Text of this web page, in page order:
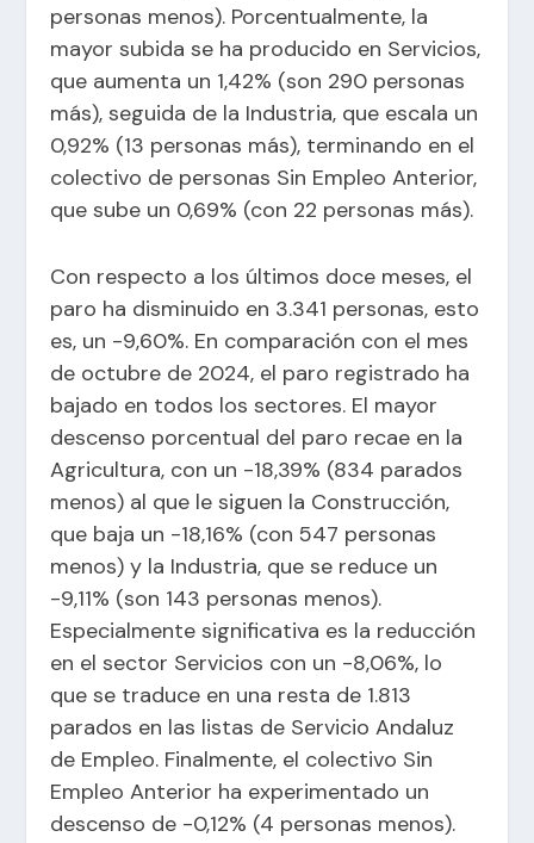
personas menos). Porcentualmente, la
mayor subida se ha producido en Servicios,
que aumenta un 1,42% (son 290 personas
más), seguida de la Industria, que escala un
0,92% (13 personas más), terminando en el
colectivo de personas Sin Empleo Anterior,
que sube un 0,69% (con 22 personas más).
Con respecto a los últimos doce meses, el
paro ha disminuido en 3.341 personas, esto
es, un -9,60%. En comparación con el mes
de octubre de 2024, el paro registrado ha
bajado en todos los sectores. El mayor
descenso porcentual del paro recae en la
Agricultura, con un -18,39% (834 parados
menos) al que le siguen la Construcción,
que baja un -18,16% (con 547 personas
menos) y la Industria, que se reduce un
-9,11% (son 143 personas menos).
Especialmente significativa es la reducción
en el sector Servicios con un -8,06%, lo
que se traduce en una resta de 1.813
parados en las listas de Servicio Andaluz
de Empleo. Finalmente, el colectivo Sin
Empleo Anterior ha experimentado un
descenso de -0,12% (4 personas menos).